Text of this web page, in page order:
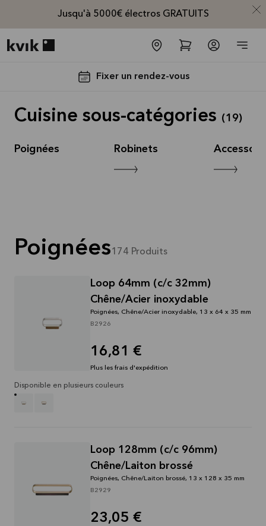
Jusqu'à 5000€ électros GRATUITS
Fixer un rendez-vous
GRATUITS*
suite
Cuisine sous-catégories (19)
Poignées Robinets
Poignées174 Produits
Loop 64mm (c/c 32mm)
Chêne/Acier inoxydable
Poignées, Chêne/Acier inoxydable, 13 x 64 x 35 mm
B2926
16,81 €
Plus les frais d'expédition
Disponible en plusieurs couleurs
Loop 128mm (c/c 96mm)
Chêne/Laiton brossé
Poignées, Chêne/Laiton brossé, 13 x 128 x 35 mm
B2929
23,05 €